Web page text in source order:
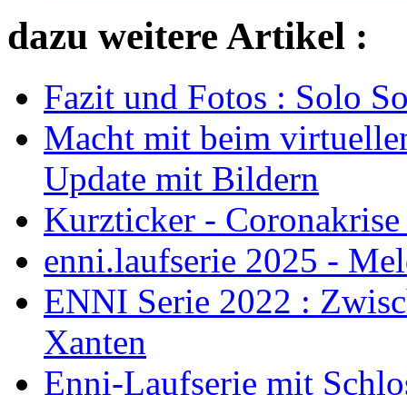
dazu weitere Artikel :
Fazit und Fotos : Solo
Macht mit beim
Update mit Bildern
Kurzticker -
enni.laufserie 2025 -
ENNI Serie 2022 :
Xanten
Enni-Laufserie mit